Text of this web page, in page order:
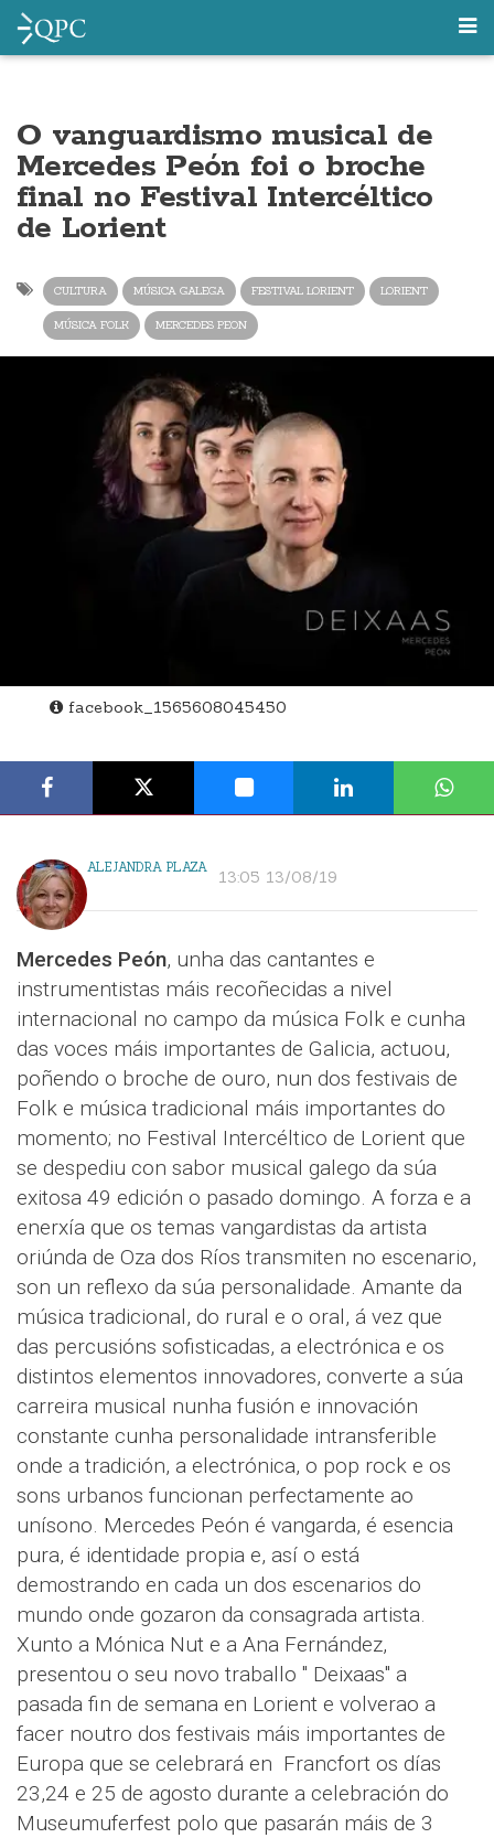
O vanguardismo musical de
Mercedes Peón foi o broche
final no Festival Intercéltico
de Lorient
CULTURA MÚSICA GALEGA FESTIVAL LORIENT LORIENT
MÚSICA FOLK MERCEDES PEON
facebook_1565608045450
ALEJANDRA PLAZA 13:05 13/08/19
Mercedes Peón, unha das cantantes e
instrumentistas máis recoñecidas a nivel
internacional no campo da música Folk e cunha
das voces máis importantes de Galicia, actuou,
poñendo o broche de ouro, nun dos festivais de
Folk e música tradicional máis importantes do
momento; no Festival Intercéltico de Lorient que
se despediu con sabor musical galego da súa
exitosa 49 edición o pasado domingo. A forza e a
enerxía que os temas vangardistas da artista
oriúnda de Oza dos Ríos transmiten no escenario,
son un reflexo da súa personalidade. Amante da
música tradicional, do rural e o oral, á vez que
das percusións sofisticadas, a electrónica e os
distintos elementos innovadores, converte a súa
carreira musical nunha fusión e innovación
constante cunha personalidade intransferible
onde a tradición, a electrónica, o pop rock e os
sons urbanos funcionan perfectamente ao
unísono. Mercedes Peón é vangarda, é esencia
pura, é identidade propia e, así o está
demostrando en cada un dos escenarios do
mundo onde gozaron da consagrada artista.
Xunto a Mónica Nut e a Ana Fernández,
presentou o seu novo traballo " Deixaas" a
pasada fin de semana en Lorient e volverao a
facer noutro dos festivais máis importantes de
Europa que se celebrará en Francfort os días
23,24 e 25 de agosto durante a celebración do
Museumuferfest polo que pasarán máis de 3